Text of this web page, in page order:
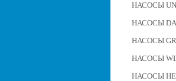
НАСОСЫ
НАСОСЫ
НАСОСЫ
НАСОСЫ
НАСОСЫ